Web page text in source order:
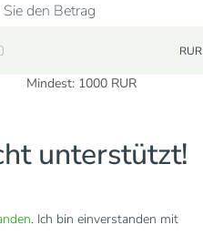
den Betrag
RUR
Mindest: 1000RUR
unterstützt!
. Ich bin einverstanden mit